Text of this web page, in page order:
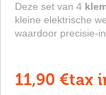
Deze set van 4
kleine elektrische
waardoor precisie-
11,90 €tax